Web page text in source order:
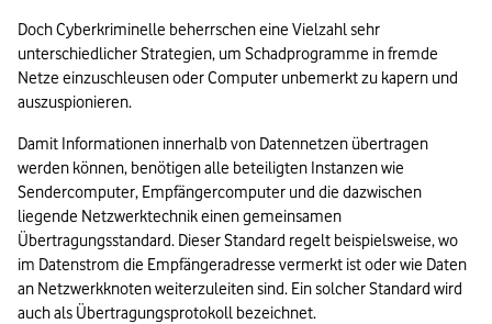
Doch Cyberkriminelle beherrschen eine Vielzahl sehr
unterschiedlicher Strategien, um Schadprogramme in fremde
Netze einzuschleusen oder Computer unbemerkt zu kapern und
auszuspionieren.
Damit Informationen innerhalb von Datennetzen übertragen
werden können, benötigen alle beteiligten Instanzen wie
Sendercomputer, Empfängercomputer und die dazwischen
liegende Netzwerktechnik einen gemeinsamen
Übertragungsstandard. Dieser Standard regelt beispielsweise, wo
im Datenstrom die Empfängeradresse vermerkt ist oder wie Daten
an Netzwerkknoten weiterzuleiten sind. Ein solcher Standard wird
auch als Übertragungsprotokoll bezeichnet.